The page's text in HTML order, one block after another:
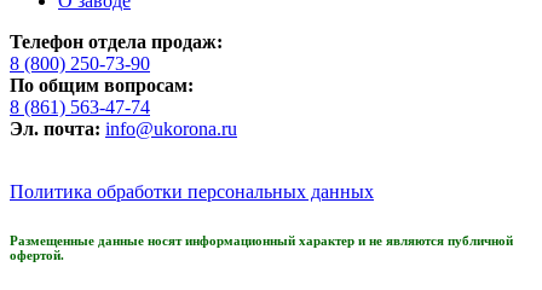
Телефон отдела продаж:
8 (800) 250-73-90
По общим вопросам:
8 (861) 563-47-74
Эл. почта: info@ukorona.ru
Политика обработки персональных данных
Размещенные данные носят информационный характер и не являются публичной
офертой.